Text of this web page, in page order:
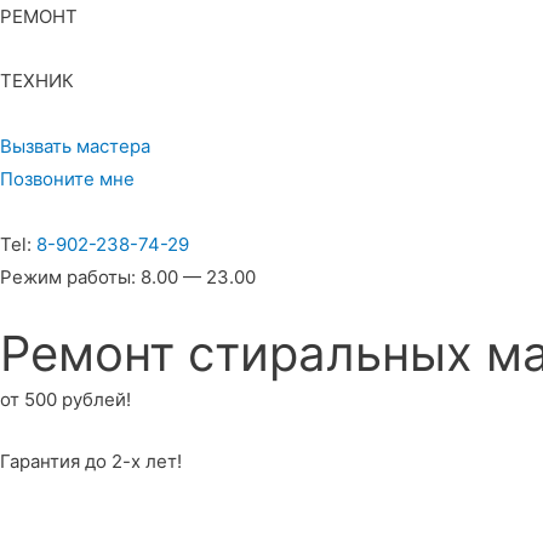
РЕМОНТ
ТЕХНИК
Вызвать мастера
Позвоните мне
Tel: 8-902-238-74-29
Режим работы: 8.00 — 23.00
Ремонт стиральных
от 500 рублей!
Гарантия до 2-х лет!